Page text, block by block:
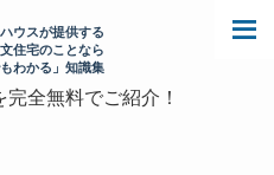
ウスが提供する
文住宅のことなら
わかる」知識集
全無料でご紹介！